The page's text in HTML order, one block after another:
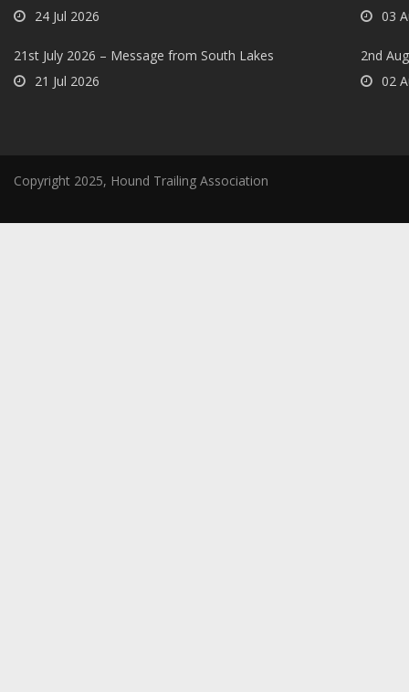
24 Jul 2026
21st July 2026 – Message from South Lakes
21 Jul 2026
03
2nd
02
Copyright 2025, Hound Trailing Association